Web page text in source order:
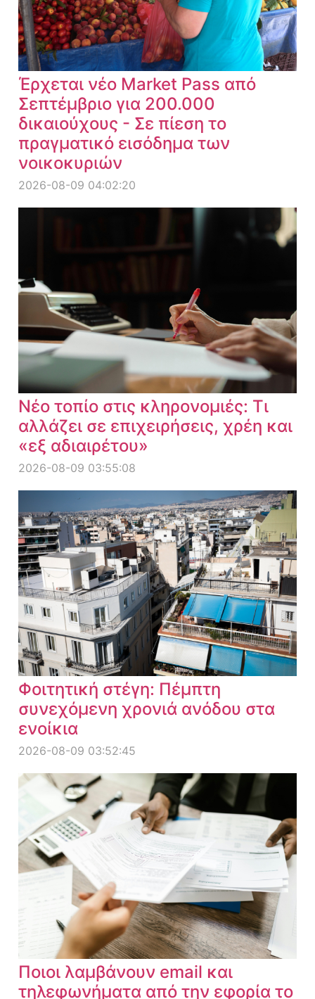
Έρχεται νέο Market Pass από
Σεπτέμβριο για 200.000
δικαιούχους - Σε πίεση το
πραγματικό εισόδημα των
νοικοκυριών
2026-08-09 04:02:20
Νέο τοπίο στις κληρονομιές: Τι
αλλάζει σε επιχειρήσεις, χρέη και
«εξ αδιαιρέτου»
2026-08-09 03:55:08
Φοιτητική στέγη: Πέμπτη
συνεχόμενη χρονιά ανόδου στα
ενοίκια
2026-08-09 03:52:45
Ποιοι λαμβάνουν email και
τηλεφωνήματα από την εφορία το